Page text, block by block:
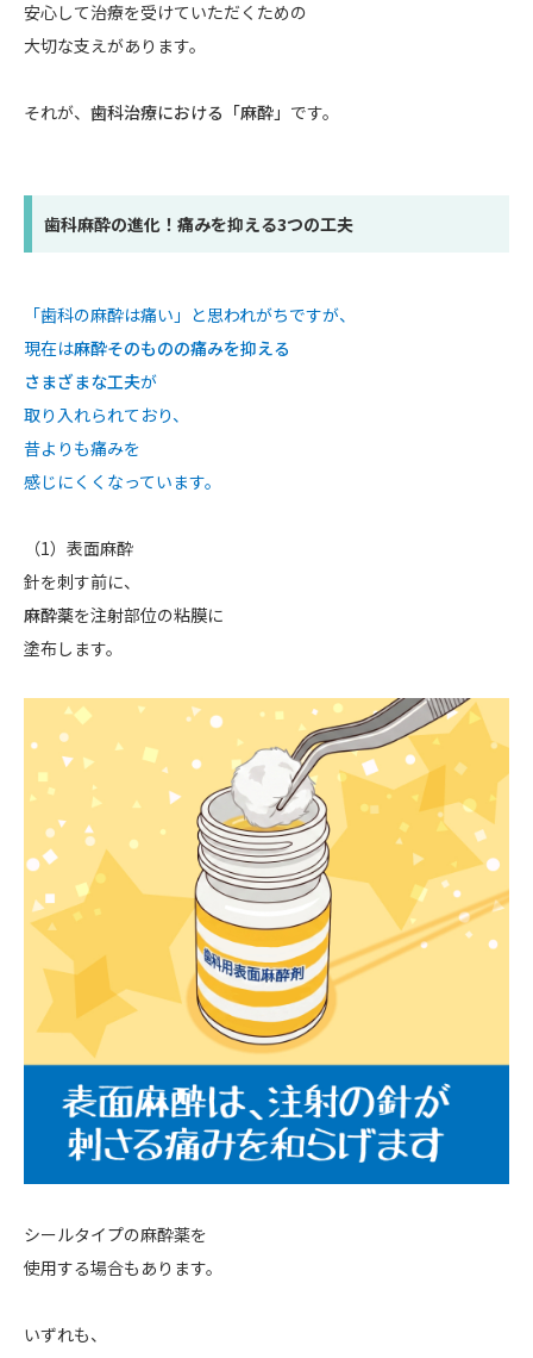
安心して治療を受けていただくための
大切な支えがあります。
それが、 歯科治療における「麻酔」 です。
歯科麻酔の進化！痛みを抑える3つの工夫
「歯科の麻酔は痛い」と思われがちですが、
現在は麻酔そのものの痛みを抑える
さまざまな工夫が
取り入れられており、
昔よりも痛みを
感じにくくなっています。
（1）表面麻酔
針を刺す前に、
麻酔薬を注射部位の粘膜に
塗布します。
シールタイプの麻酔薬を
使用する場合もあります。
いずれも、